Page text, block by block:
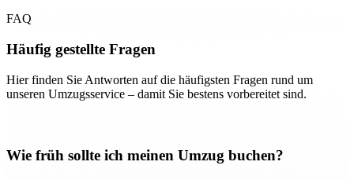
FAQ
Häufig gestellte Fragen
Hier finden Sie Antworten auf die häufigsten Fragen rund um
unseren Umzugsservice – damit Sie bestens vorbereitet sind.
Wie früh sollte ich meinen Umzug buchen?